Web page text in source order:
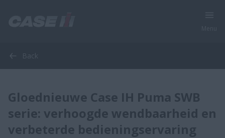
Back
Gloednieuwe Case IH Puma SWB
serie: verhoogde wendbaarheid en
verbeterde bedieningservaring